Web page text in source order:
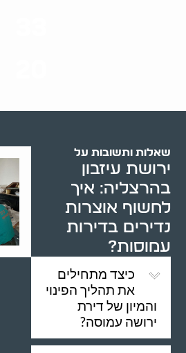
שאלות ותשובות על
ירושת עיזבון
בהרצליה: איך
לחשוף אוצרות
נדירים בדירות
עמוסות?
כיצד מתחילים
את תהליך הפינוי
והמיון של דירת
ירושה עמוסה?